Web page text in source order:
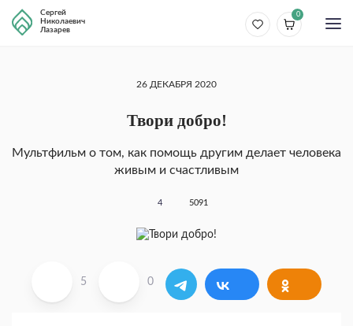
Сергей
Николаевич
Лазарев
0
26 ДЕКАБРЯ 2020
Твори добро!
Мультфильм о том, как помощь другим делает человека
живым и счастливым
4 5091
5 0